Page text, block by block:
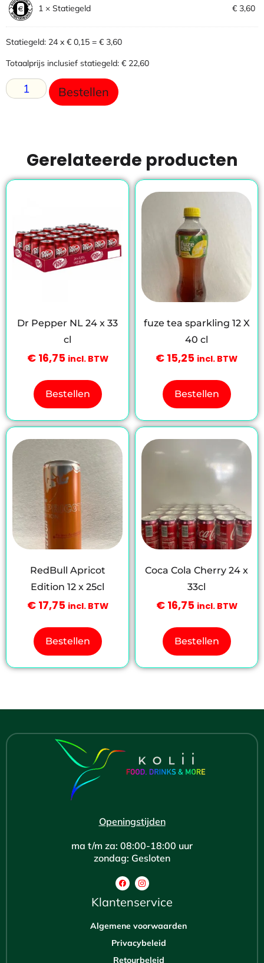
1 × Statiegeld € 3,60
Statiegeld: 24 x € 0,15 = € 3,60
Totaalprijs inclusief statiegeld: € 22,60
Bestellen
Gerelateerde producten
Dr Pepper NL 24 x 33
cl
€16,75 incl. BTW
Bestellen
fuze tea sparkling 12 X
40 cl
€ 15,25 incl. BTW
Bestellen
RedBull Apricot
Edition 12 x 25cl
€17,75 incl. BTW
Bestellen
Coca Cola Cherry 24 x
33cl
€16,75 incl. BTW
Bestellen
Openingstijden
ma t/m za: 08:00-18:00 uur
zondag: Gesloten
Klantenservice
Algemene voorwaarden
Privacybeleid
Retourbeleid